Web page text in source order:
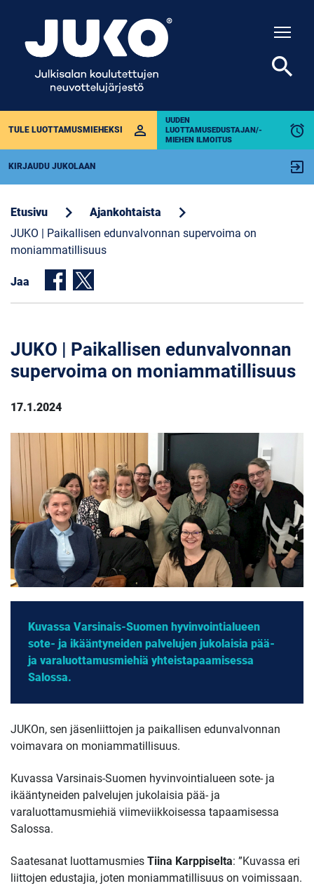
TULE LUOTTAMUSMIEHEKSI perm_identity
UUDEN
LUOTTAMUSEDUSTAJAN/-
MIEHEN ILMOITUS
alarm
KIRJAUDU JUKOLAAN exit_to_app
search
Etusivu chevron_right Ajankohtaista chevron_right
JUKO | Paikallisen edunvalvonnan supervoima on
moniammatillisuus
Jaa
JUKO | Paikallisen edunvalvonnan
supervoima on moniammatillisuus
17.1.2024
Kuvassa Varsinais-Suomen hyvinvointialueen
sote- ja ikääntyneiden palvelujen jukolaisia pää-
ja varaluottamusmiehiä yhteistapaamisessa
Salossa.
JUKOn, sen jäsenliittojen ja paikallisen edunvalvonnan
voimavara on moniammatillisuus.
Kuvassa Varsinais-Suomen hyvinvointialueen sote- ja
ikääntyneiden palvelujen jukolaisia pää- ja
varaluottamusmiehiä viimeviikkoisessa tapaamisessa
Salossa.
Saatesanat luottamusmies Tiina Karppiselta: ”Kuvassa eri
liittojen edustajia, joten moniammatillisuus on voimissaan.